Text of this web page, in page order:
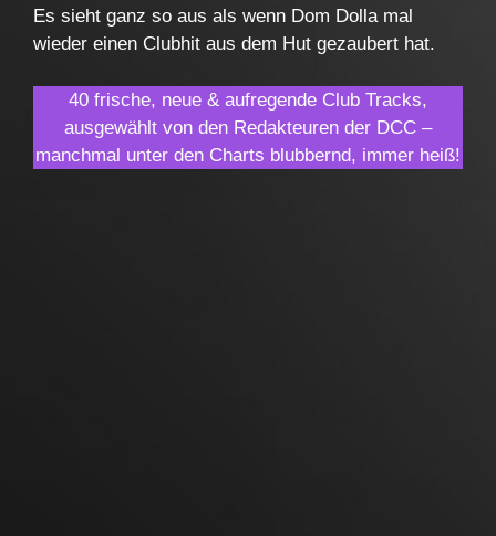
Es sieht ganz so aus als wenn Dom Dolla mal
wieder einen Clubhit aus dem Hut gezaubert hat.
40 frische, neue & aufregende Club Tracks,
ausgewählt von den Redakteuren der DCC –
manchmal unter den Charts blubbernd, immer heiß!